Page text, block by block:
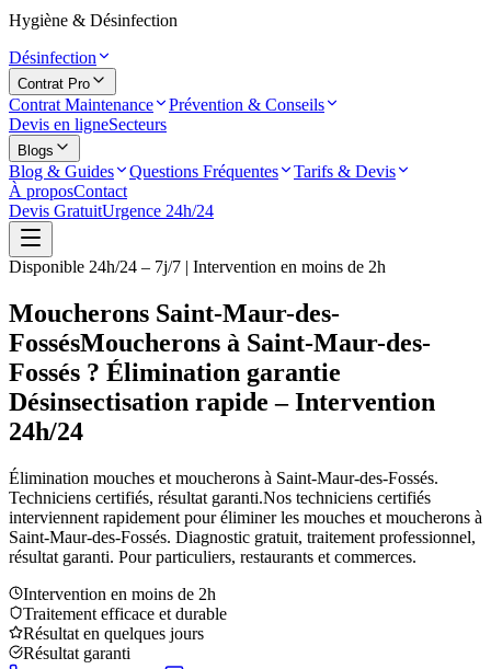
Hygiène & Désinfection
Désinfection
Contrat Pro
Contrat Maintenance
Prévention & Conseils
Devis en ligneSecteurs
Blogs
Blog & Guides Questions Fréquentes
Tarifs & Devis
À proposContact
Devis GratuitUrgence 24h/24
Disponible 24h/24 – 7j/7 | Intervention en moins de 2h
Moucherons Saint-Maur-des-
FossésMoucherons à Saint-Maur-des-
Fossés ? Élimination garantie
Désinsectisation rapide – Intervention
24h/24
Élimination mouches et moucherons à Saint-Maur-des-Fossés.
Techniciens certifiés, résultat garanti.Nos techniciens certifiés
interviennent rapidement pour éliminer les mouches et moucherons à
Saint-Maur-des-Fossés. Diagnostic gratuit, traitement professionnel,
résultat garanti. Pour particuliers, restaurants et commerces.
Intervention en moins de 2h
Traitement efficace et durable
Résultat en quelques jours
Résultat garanti